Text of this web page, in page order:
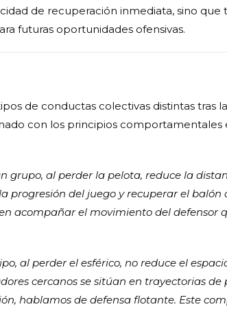
de recuperación inmediata, sino
futuras oportunidades ofensivas.
de conductas colectivas distintas tras
con los principios comportamentales
grupo, al perder la pelota, reduce la
progresión del juego y recuperar el balón
acompañar el movimiento del defensor
al perder el esférico, no reduce el
cercanos se sitúan en trayectorias
hablamos de defensa flotante. Este